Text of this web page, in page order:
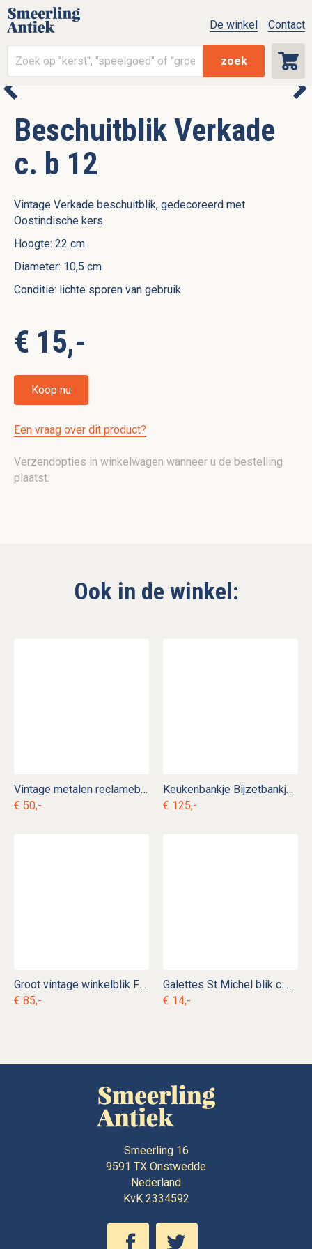
zoek
De winkel Contact
Beschuitblik Verkade
c. b 12
Vintage Verkade beschuitblik, gedecoreerd met
Oostindische kers
Hoogte: 22 cm
Diameter: 10,5 cm
Conditie: lichte sporen van gebruik
€ 15,-
Koop nu
Een vraag over dit product?
Verzendopties in winkelwagen wanneer u de bestelling
plaatst.
Ook in de winkel:
Vintage metalen reclamebord Th. Sénéclauze Vins Superieur
€ 50,-
Keukenbankje Bijzetbankje Bedsteebankje
€ 125,-
Groot vintage winkelblik Formosa Thee
€ 85,-
Galettes St Michel blik c. b 12
€ 14,-
Smeerling 16
9591 TX Onstwedde
Nederland
KvK 2334592